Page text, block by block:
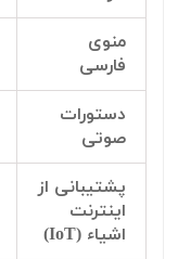
منوی
فارسی
دستورات
صوتی
پشتیبانی از
اینترنت
اشیاء (IoT)